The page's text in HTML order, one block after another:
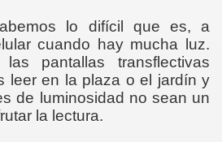
lo difícil que es, a
cuando hay mucha luz.
pantallas transflectivas
leer en la plaza o el jardín y
de luminosidad no sean un
la lectura.